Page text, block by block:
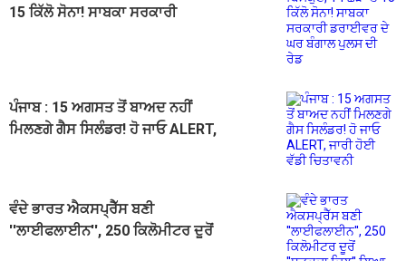
15 ਕਿੱਲੋ ਸੋਨਾ! ਸਾਬਕਾ ਸਰਕਾਰੀ
ਪੰਜਾਬ : 15 ਅਗਸਤ ਤੋਂ ਬਾਅਦ ਨਹੀਂ
ਮਿਲਣਗੇ ਗੈਸ ਸਿਲੰਡਰ! ਹੋ ਜਾਓ ALERT,
ਵੰਦੇ ਭਾਰਤ ਐਕਸਪ੍ਰੈੱਸ ਬਣੀ
''ਲਾਈਫਲਾਈਨ'', 250 ਕਿਲੋਮੀਟਰ ਦੂਰੋਂ